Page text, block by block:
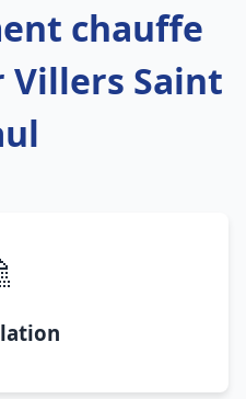
chauffe
Villers Saint